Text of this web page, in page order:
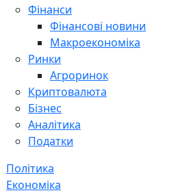
Фінанси
Фінансові новини
Макроекономіка
Ринки
Агроринок
Криптовалюта
Бізнес
Аналітика
Податки
Політика
Економіка